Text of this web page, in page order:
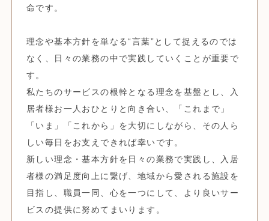
命です。
理念や基本方針を単なる“言葉”として捉えるのでは
なく、日々の業務の中で実践していくことが重要で
す。
私たちのサービスの根幹となる理念を基盤とし、入
居者様お一人おひとりと向き合い、「これまで」
「いま」「これから」を大切にしながら、その人ら
しい毎日をお支えできれば幸いです。
新しい理念・基本方針を日々の業務で実践し、入居
者様の満足度向上に繋げ、地域から愛される施設を
目指し、職員一同、心を一つにして、より良いサー
ビスの提供に努めてまいります。